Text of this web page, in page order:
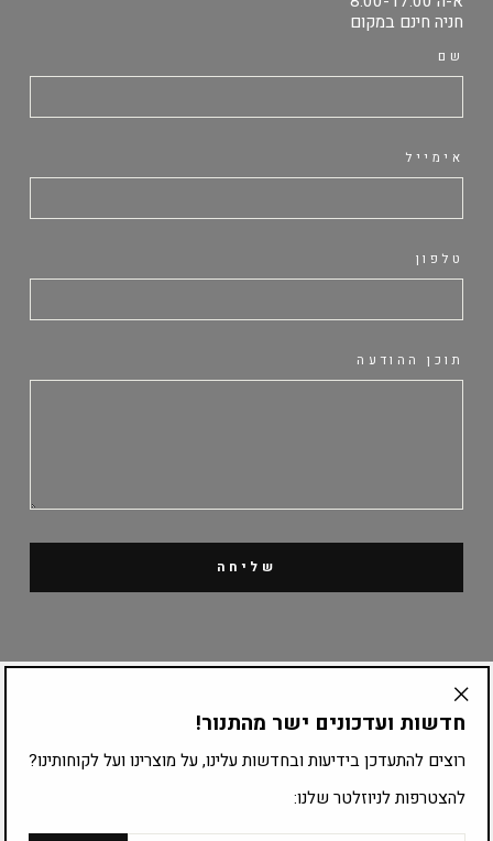
חניה חינם במקום
שם
אימייל
טלפון
תוכן ההודעה
שליחה
קטלוג מוצרים
ציוד לפי עיסוק
חדשות ועדכונים ישר מהתנור!
רוצים להתעדכן בידיעות ובחדשות עלינו, על מוצרינו ועל לקוחותינו?
להצטרפות לניוזלטר שלנו:
"Translation
he.general.accessibility.close_modal"